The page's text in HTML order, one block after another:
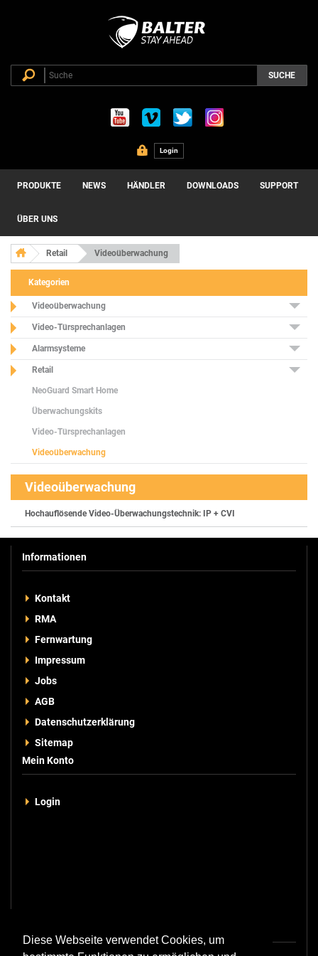
Diese Webseite verwendet Cookies, um
SUCHE
Login
PRODUKTE NEWS HÄNDLER DOWNLOADS SUPPORT
ÜBER UNS
Retail Videoüberwachung
Kategorien
Videoüberwachung
Video-Türsprechanlagen
Alarmsysteme
Retail
NeoGuard Smart Home
Überwachungskits
Video-Türsprechanlagen
Videoüberwachung
Videoüberwachung
Hochauflösende Video-Überwachungstechnik: IP + CVI
Informationen
Kontakt
RMA
Fernwartung
Impressum
Jobs
AGB
Datenschutzerklärung
Sitemap
Mein Konto
Login